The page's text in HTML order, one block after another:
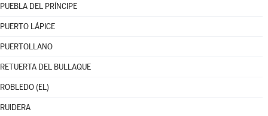
PUEBLA DEL PRÍNCIPE
PUERTO LÁPICE
PUERTOLLANO
RETUERTA DEL BULLAQUE
ROBLEDO (EL)
RUIDERA